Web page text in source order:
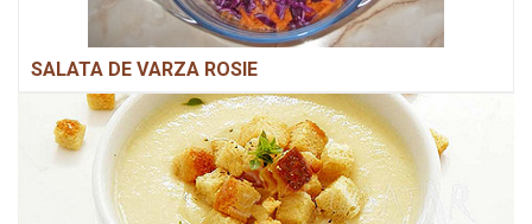
SALATA DE VARZA ROSIE